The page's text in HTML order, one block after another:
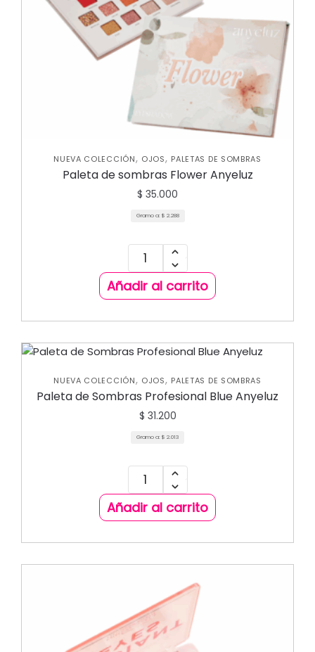
NUEVA COLECCIÓN, OJOS, PALETAS DE SOMBRAS
Paleta de sombras Flower Anyeluz
$ 35.000
Gramo a: $ 2.288
Añadir al carrito
NUEVA COLECCIÓN, OJOS, PALETAS DE SOMBRAS
Paleta de Sombras Profesional Blue Anyeluz
$ 31.200
Gramo a: $ 2.013
Añadir al carrito